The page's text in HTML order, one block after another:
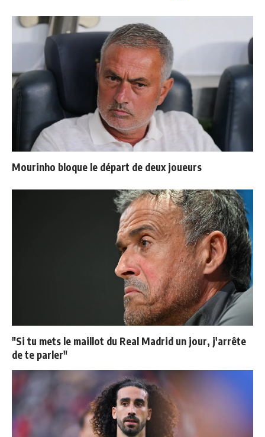
Mourinho bloque le départ de deux joueurs
"Si tu mets le maillot du Real Madrid un jour, j'arrête
de te parler"